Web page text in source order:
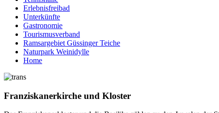
Erlebnisfreibad
Unterkünfte
Gastronomie
Tourismusverband
Ramsargebiet Güssinger Teiche
Naturpark Weinidylle
Home
Franziskanerkirche und Kloster